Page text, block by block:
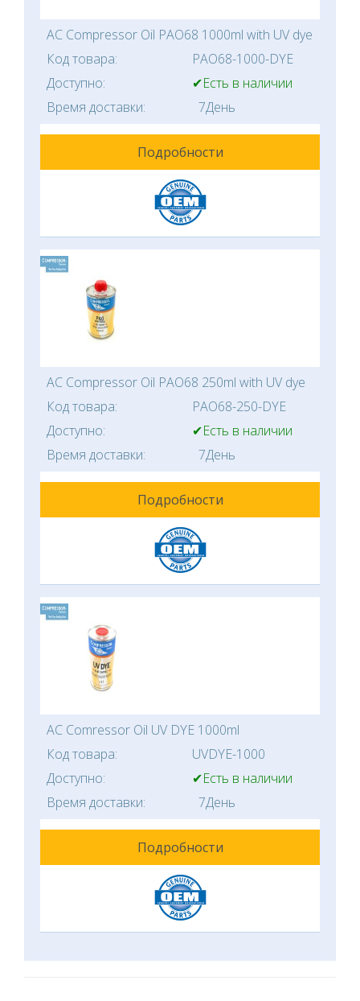
AC Compressor Oil PAO68 1000ml with UV dye
Код товара:
PAO68-1000-DYE
Доступно:
✔Есть в наличии
Время доставки:
7День
Подробности
AC Compressor Oil PAO68 250ml with UV dye
Код товара:
PAO68-250-DYE
Доступно:
✔Есть в наличии
Время доставки:
7День
Подробности
AC Comressor Oil UV DYE 1000ml
Код товара:
UVDYE-1000
Доступно:
✔Есть в наличии
Время доставки:
7День
Подробности